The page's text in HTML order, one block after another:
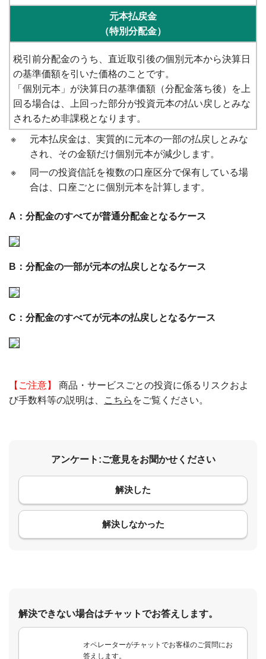
元本払戻金
（特別分配金）
税引前分配金のうち、直近取引後の個別元本から決算日
の基準価額を引いた価格のことです。
「個別元本」が決算日の基準価額（分配金落ち後）を上
回る場合は、上回った部分が投資元本の払い戻しとみな
されるため非課税となります。
※
元本払戻金は、実質的に元本の一部の払戻しとみな
され、その金額だけ個別元本が減少します。
※
同一の投資信託を複数の口座区分で保有している場
合は、口座ごとに個別元本を計算します。
A：分配金のすべてが普通分配金となるケース
B：分配金の一部が元本の払戻しとなるケース
C：分配金のすべてが元本の払戻しとなるケース
【ご注意】
商品・サービスごとの投資に係るリスクおよ
び手数料等の説明は、
こちら をご覧ください。
アンケート:ご意見をお聞かせください
解決した
解決しなかった
コメント
解決できない場合はチャットでお答えします。
オペレーターがチャットでお客様のご質問にお
答えします。